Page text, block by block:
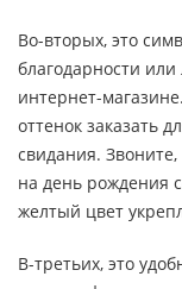
Во-вторых, это
благодарности
интернет-
оттенок заказать
свидания.
на день рождения
желтый цвет
В-третьих, это